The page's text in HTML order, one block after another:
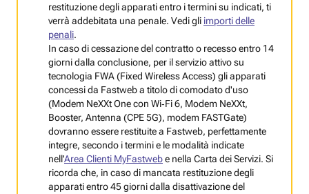
restituzione degli apparati entro i termini su indicati, ti
verrà addebitata una penale. Vedi gli importi delle
penali.
In caso di cessazione del contratto o recesso entro 14
giorni dalla conclusione, per il servizio attivo su
tecnologia FWA (Fixed Wireless Access) gli apparati
concessi da Fastweb a titolo di comodato d'uso
(Modem NeXXt One con Wi‑Fi 6, Modem NeXXt,
Booster, Antenna (CPE 5G), modem FASTGate)
dovranno essere restituite a Fastweb, perfettamente
integre, secondo i termini e le modalità indicate
nell'Area Clienti MyFastwebe nella Carta dei Servizi. Si
ricorda che, in caso di mancata restituzione degli
apparati entro 45 giorni dalla disattivazione del